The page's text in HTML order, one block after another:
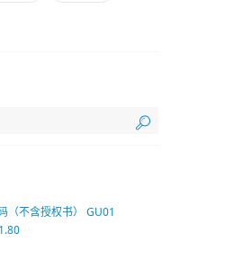
（不含授权书） GU01
1.80